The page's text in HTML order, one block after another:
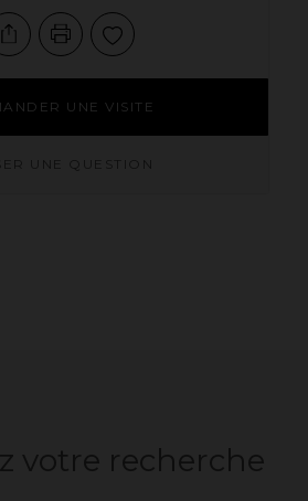
UNE VISITE
UNE QUESTION
votre recherche